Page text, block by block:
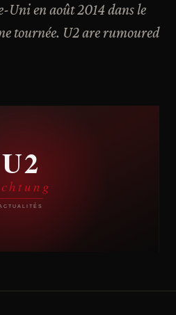
Uni en août 2014 dans le
tournée. U2 are rumoured